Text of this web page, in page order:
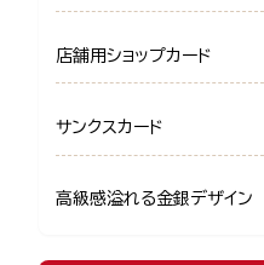
店舗用ショップカード
サンクスカード
高級感溢れる金銀デザイン